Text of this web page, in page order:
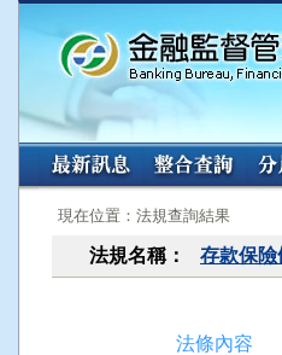
:::
現在位置：法規查詢結果
法規名稱： 存款保險
法條內容